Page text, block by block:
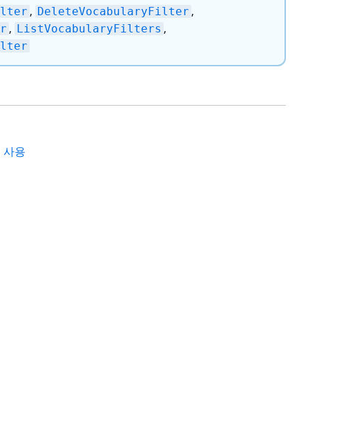
, DeleteVocabularyFilter ,
, ListVocabularyFilters ,
사용